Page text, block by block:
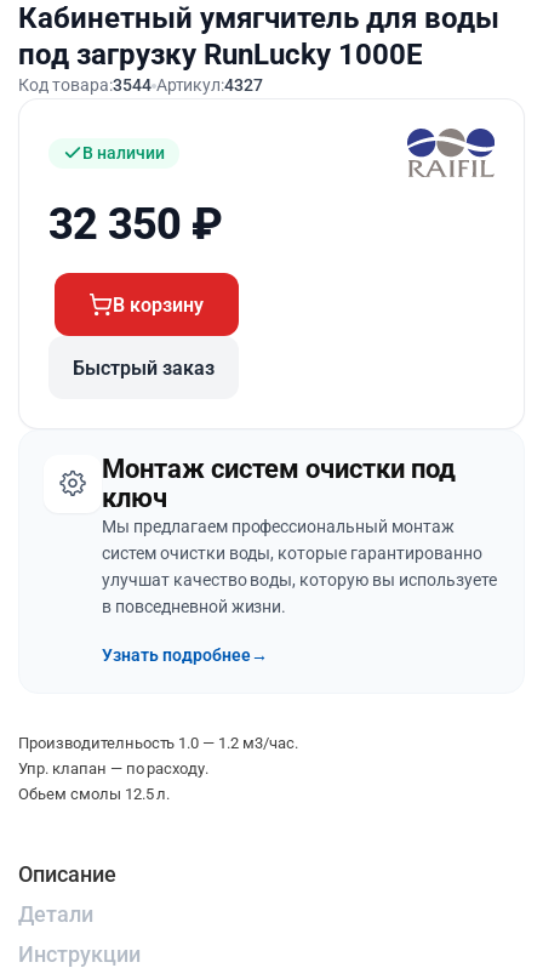
Кабинетный умягчитель для воды
под загрузку RunLucky 1000Е
Код товара:3544 Артикул:4327
В наличии
32 350 ₽
В корзину
Быстрый заказ
Монтаж систем очистки под
ключ
Мы предлагаем профессиональный монтаж
систем очистки воды, которые гарантированно
улучшат качество воды, которую вы используете
в повседневной жизни.
Узнать подробнее→
Производителньость 1.0 — 1.2 м3/час.
Упр. клапан — по расходу.
Обьем смолы 12.5 л.
Описание
Детали
Инструкции